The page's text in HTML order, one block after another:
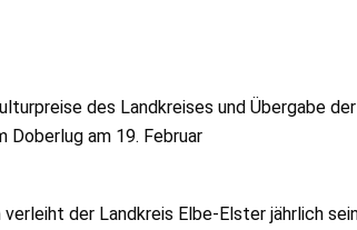
des Landkreises und Übergabe
Doberlug am 19. Februar
der Landkreis Elbe-Elster jährlich